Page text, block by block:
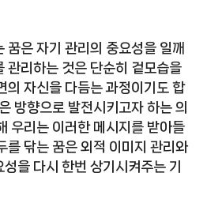
꿈은 자기 관리의 중요성을 일깨
관리하는 것은 단순히 겉모습을
의 자신을 다듬는 과정이기도 합
방향으로 발전시키고자 하는 의
우리는 이러한 메시지를 받아들
를 닦는 꿈은 외적 이미지 관리와
을 다시 한번 상기시켜주는 기